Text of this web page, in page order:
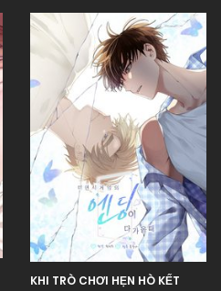
KHI TRÒ CHƠI HẸN HÒ KẾT